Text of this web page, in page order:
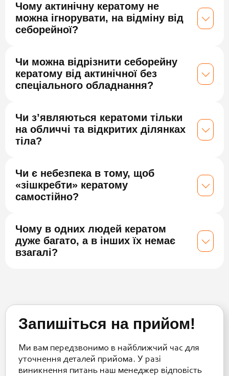
Чому актинічну кератому не
можна ігнорувати, на відміну від
себорейної?
Чи можна відрізнити себорейну
кератому від актинічної без
спеціального обладнання?
Чи з’являються кератоми тільки
на обличчі та відкритих ділянках
тіла?
Чи є небезпека в тому, щоб
«зішкребти» кератому
самостійно?
Чому в одних людей кератом
дуже багато, а в інших їх немає
взагалі?
Запишіться на прийом!
Ми вам передзвонимо в найближчий час для
уточнення деталей прийома. У разі
виникнення питань наш менеджер відповість